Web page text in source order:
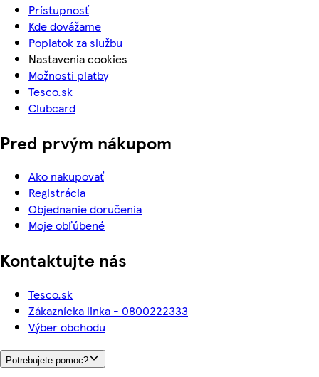
Prístupnosť
Kde dovážame
Poplatok za službu
Nastavenia cookies
Možnosti platby
Tesco.sk
Clubcard
Pred prvým nákupom
Ako nakupovať
Registrácia
Objednanie doručenia
Moje obľúbené
Kontaktujte nás
Tesco.sk
Zákaznícka linka - 0800222333
Výber obchodu
Potrebujete pomoc?